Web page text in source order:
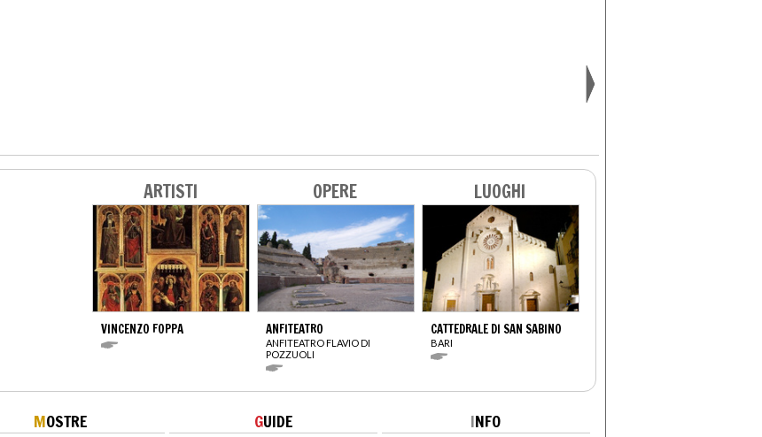
ARTISTI
VINCENZO FOPPA
OPERE
ANFITEATRO
ANFITEATRO FLAVIO DI
POZZUOLI
LUOGHI
CATTEDRALE DI SAN SABINO
BARI
MOSTRE GUIDE INFO